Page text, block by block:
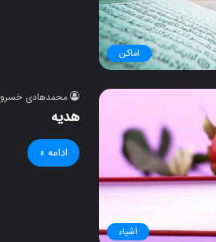
اماکن
اشیاء
محمدهادی
هدیه
ادامه »
س